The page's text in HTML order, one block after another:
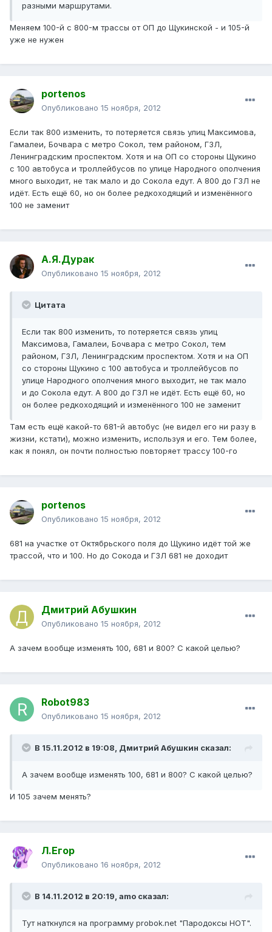
разными маршрутами.
Меняем 100-й с 800-м трассы от ОП до Щукинской - и 105-й
уже не нужен
portenos
Опубликовано 15 ноября, 2012
Если так 800 изменить, то потеряется связь улиц Максимова,
Гамалеи, Бочвара с метро Сокол, тем районом, ГЗЛ,
Ленинградским проспектом. Хотя и на ОП со стороны Щукино
с 100 автобуса и троллейбусов по улице Народного ополчения
много выходит, не так мало и до Сокола едут. А 800 до ГЗЛ не
идёт. Есть ещё 60, но он более редкоходящий и изменённого
100 не заменит
А.Я.Дурак
Опубликовано 15 ноября, 2012
Цитата
Если так 800 изменить, то потеряется связь улиц
Максимова, Гамалеи, Бочвара с метро Сокол, тем
районом, ГЗЛ, Ленинградским проспектом. Хотя и на ОП
со стороны Щукино с 100 автобуса и троллейбусов по
улице Народного ополчения много выходит, не так мало
и до Сокола едут. А 800 до ГЗЛ не идёт. Есть ещё 60, но
он более редкоходящий и изменённого 100 не заменит
Там есть ещё какой-то 681-й автобус (не видел его ни разу в
жизни, кстати), можно изменить, используя и его. Тем более,
как я понял, он почти полностью повторяет трассу 100-го
portenos
Опубликовано 15 ноября, 2012
681 на участке от Октябрьского поля до Щукино идёт той же
трассой, что и 100. Но до Сокода и ГЗЛ 681 не доходит
Дмитрий Абушкин
Опубликовано 15 ноября, 2012
А зачем вообще изменять 100, 681 и 800? С какой целью?
Robot983
Опубликовано 15 ноября, 2012
В 15.11.2012 в 19:08, Дмитрий Абушкин сказал:
А зачем вообще изменять 100, 681 и 800? С какой целью?
И 105 зачем менять?
Л.Егор
Опубликовано 16 ноября, 2012
В 14.11.2012 в 20:19, amo сказал:
Тут наткнулся на программу probok.net "Пародоксы НОТ".